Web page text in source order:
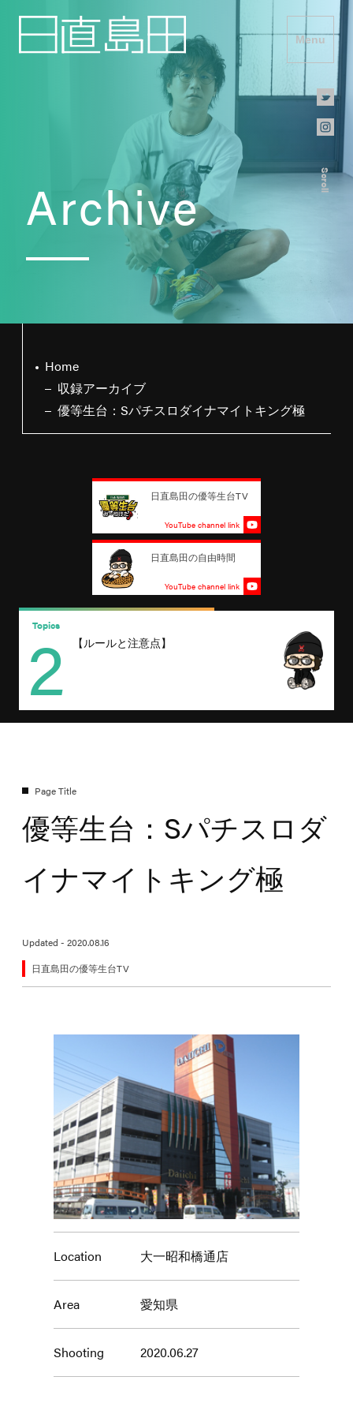
Menu
Scroll
Archive
Home
収録アーカイブ
優等生台：Sパチスロダイナマイトキング極
日直島田の優等生台TV
YouTube channel link
日直島田の自由時間
YouTube channel link
【ルールと注意点】
Topics
2
優等生台：Sパチスロダ
イナマイトキング極
Updated - 2020.08.16
日直島田の優等生台TV
Location 大一昭和橋通店
Area 愛知県
Shooting 2020.06.27